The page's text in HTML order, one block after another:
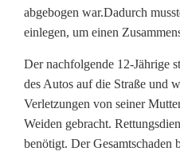
s
ü
r
z
abgebogen war.Dadurch
einlegen, um einen
Der nachfolgende 12-Jährige
des Autos auf die Straße und
Verletzungen von seiner
Weiden gebracht.
benötigt. Der Gesamtschaden